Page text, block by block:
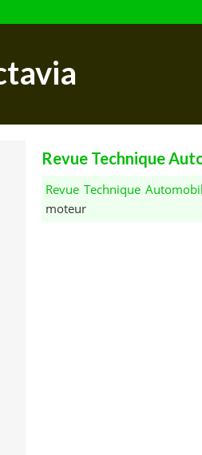
Revue Technique
Revue Technique
moteur